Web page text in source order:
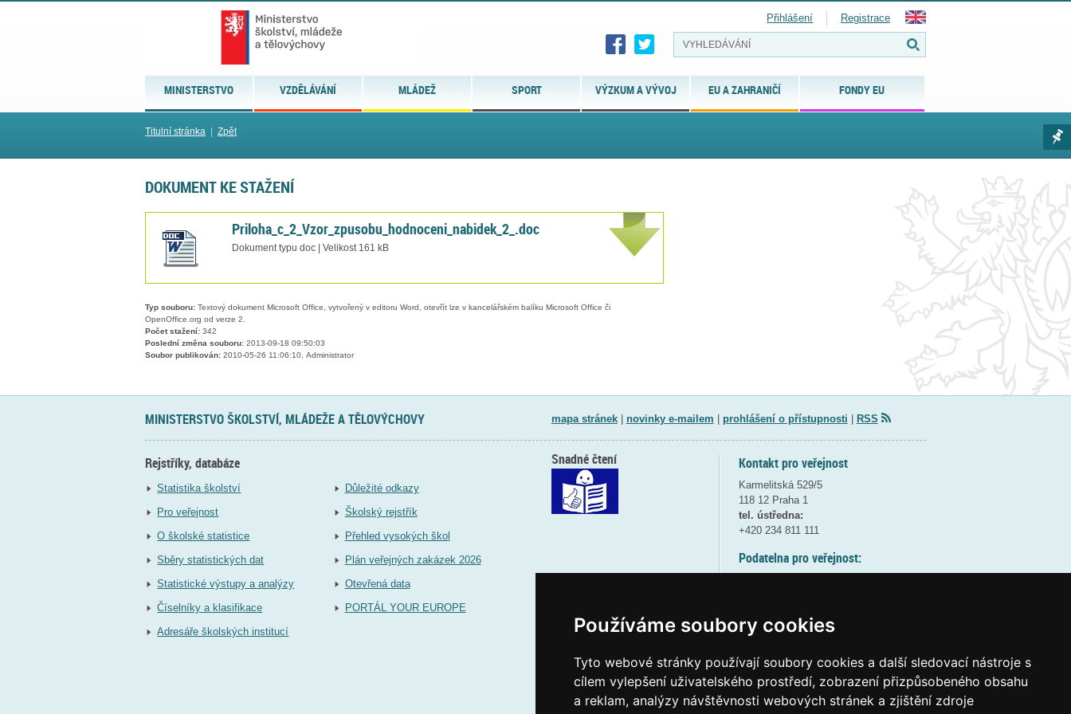
Používáme soubory cookies
Tyto webové stránky používají soubory cookies a další sledovací nástroje s
cílem vylepšení uživatelského prostředí, zobrazení přizpůsobeného obsahu
a reklam, analýzy návštěvnosti webových stránek a zjištění zdroje
MINISTERSTVO VZDĚLÁVÁNÍ MLÁDEŽ SPORT VÝZKUM A VÝVOJ EU A ZAHRANIČÍ FONDY EU
Přihlášení Registrace
Titulní stránka Zpět
DOKUMENT KE STAŽENÍ
Priloha_c_2_Vzor_zpusobu_hodnoceni_nabidek_2_.doc
Dokument typu doc | Velikost 161 kB
Typ souboru: Textový dokument Microsoft Office, vytvořený v editoru Word, otevřít lze v kancelářském balíku Microsoft Office či
OpenOffice.org od verze 2.
Počet stažení: 342
Poslední změna souboru: 2013-09-18 09:50:03
Soubor publikován: 2010-05-26 11:06:10, Administrator
MINISTERSTVO ŠKOLSTVÍ, MLÁDEŽE A TĚLOVÝCHOVY mapa stránek| novinky e-mailem prohlášení o přístupnosti RSS
Rejstříky, databáze
Statistika školství
Pro veřejnost
O školské statistice
Sběry statistických dat
Statistické výstupy a analýzy
Číselníky a klasifikace
Adresáře školských institucí
Důležité odkazy
Školský rejstřík
Přehled vysokých škol
Plán veřejných zakázek 2026
Otevřená data
PORTÁL YOUR EUROPE
Kontakt pro veřejnost
Karmelitská 529/5
118 12 Praha 1
tel. ústředna:
+420 234 811 111
Podatelna pro veřejnost:
(více informací
Elektronická podatelna:
posta@msmtgov cz
Snadné čtení